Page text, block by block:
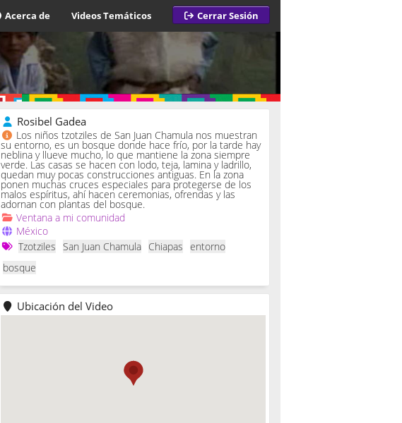
Acerca de Videos Temáticos Cerrar Sesión
Rosibel Gadea
Los niños tzotziles de San Juan Chamula nos muestran
su entorno, es un bosque donde hace frío, por la tarde hay
neblina y llueve mucho, lo que mantiene la zona siempre
verde. Las casas se hacen con lodo, teja, lamina y ladrillo,
quedan muy pocas construcciones antiguas. En la zona
ponen muchas cruces especiales para protegerse de los
malos espíritus, ahí hacen ceremonias, ofrendas y las
adornan con plantas del bosque.
Ventana a mi comunidad
México
Tzotziles San Juan Chamula Chiapas entorno
bosque
Ubicación del Video